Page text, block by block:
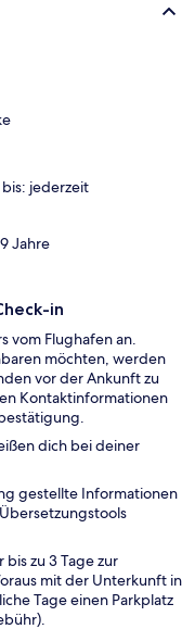
jederzeit
Jahre
in
vom Flughafen an.
möchten, werden
vor der Ankunft zu
Kontaktinformationen
dich bei deiner
gestellte Informationen
zu 3 Tage zur
mit der Unterkunft in
Tage einen Parkplatz